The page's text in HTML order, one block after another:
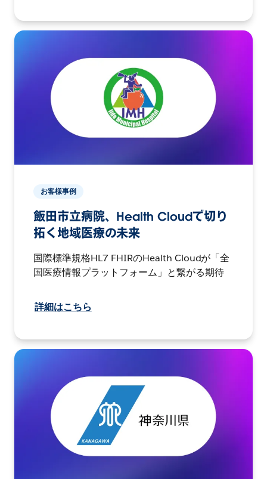
お客様事例
飯田市立病院、Health Cloudで切り
拓く地域医療の未来
国際標準規格HL7 FHIRのHealth Cloudが「全
国医療情報プラットフォーム」と繋がる期待
詳細はこちら